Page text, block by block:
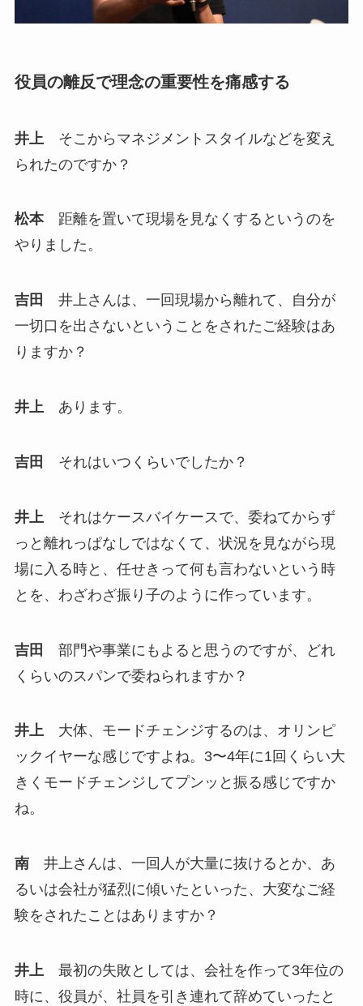
役員の離反で理念の重要性を痛感する
井上 そこからマネジメントスタイルなどを変え
られたのですか？
松本距離を置いて現場を見なくするというのを
やりました。
吉田
井上さんは、一回現場から離れて、自分が
一切口を出さないということをされたご経験はあ
りますか？
井上あります。
吉田 それはいつくらいでしたか？
井上 それはケースバイケースで、委ねてからず
っと離れっぱなしではなくて、状況を見ながら現
場に入る時と、任せきって何も言わないという時
とを、わざわざ振り子のように作っています。
吉田
部門や事業にもよると思うのですが、どれ
くらいのスパンで委ねられますか？
井上大体、モードチェンジするのは、オリンピ
ックイヤーな感じですよね。3〜4年に1回くらい大
きくモードチェンジしてプンッと振る感じですか
ね。
南井上さんは、一回人が大量に抜けるとか、あ
るいは会社が猛烈に傾いたといった、大変なご経
験をされたことはありますか？
井上最初の失敗としては、会社を作って3年位の
時に、役員が、社員を引き連れて辞めていったと